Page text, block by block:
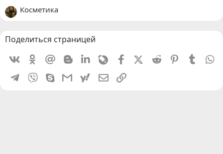
Косметика
Поделиться страницей
VkontakteOdnoklassniki
Mail.ru BloggerLinkedin
LivejournalFacebookX (Twitter)
Reddit PinterestTumblr
Telegram
Viber SkypeGmailyahoomailЭлектронная почта